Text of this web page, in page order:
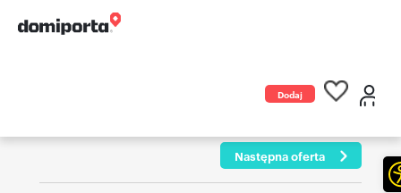
Dodaj
Następna oferta